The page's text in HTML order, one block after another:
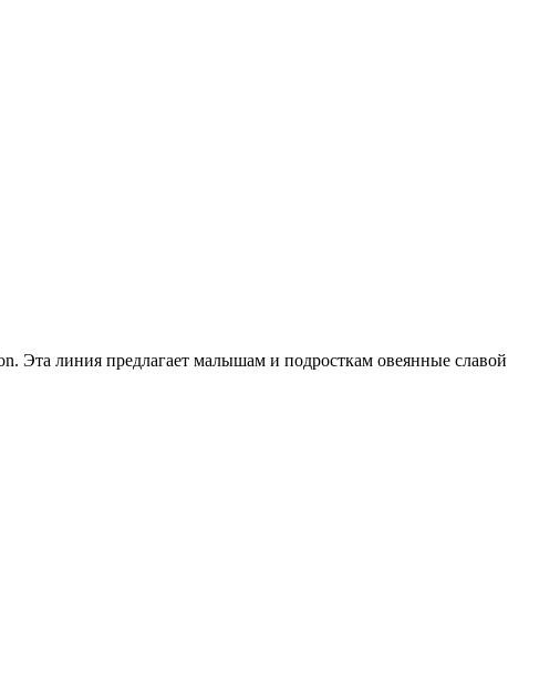
Эта линия предлагает малышам и подросткам овеянные славой